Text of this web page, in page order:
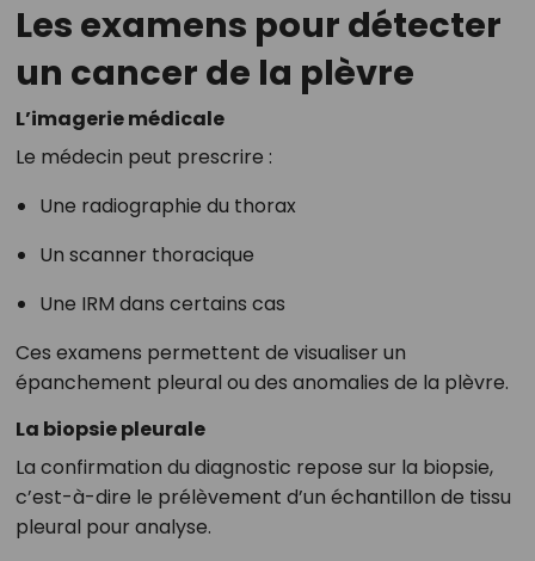
Les examens pour détecter
un cancer de la plèvre
L’imagerie médicale
Le médecin peut prescrire :
Une radiographie du thorax
Un scanner thoracique
Une IRM dans certains cas
Ces examens permettent de visualiser un
épanchement pleural ou des anomalies de la plèvre.
La biopsie pleurale
La confirmation du diagnostic repose sur la biopsie,
c’est-à-dire le prélèvement d’un échantillon de tissu
pleural pour analyse.